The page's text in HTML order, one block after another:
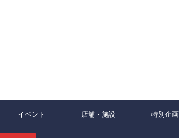
イベント 店舗・施設 特別企画